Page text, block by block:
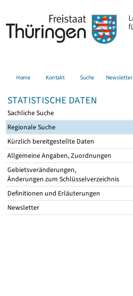
Home Kontakt Suche Newsletter
STATISTISCHE DATEN
Sachliche Suche
Regionale Suche
Kürzlich bereitgestellte Daten
Allgemeine Angaben, Zuordnungen
Gebietsveränderungen,
Änderungen zum Schlüsselverzeichnis
Definitionen und Erläuterungen
Newsletter